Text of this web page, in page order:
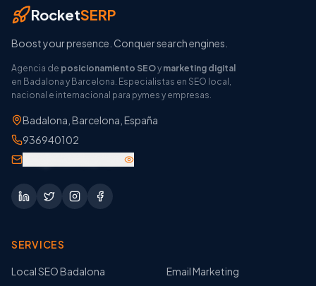
RocketSERP
Boost your presence. Conquer search engines.
Agencia de posicionamiento SEOy marketing digital
en Badalona y Barcelona. Especialistas en SEO local,
nacional e internacional para pymes y empresas.
Badalona Barcelona España
936940102
SERVICES
Local SEO Badalona
Email Marketing